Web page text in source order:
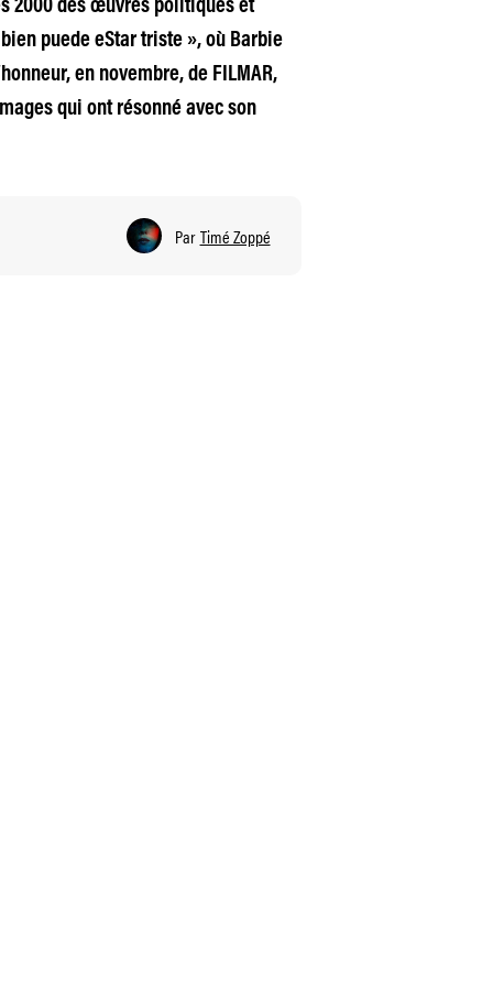
2000 des œuvres politiques et
puede eStar triste », où Barbie
en novembre, de FILMAR,
qui ont résonné avec son
Par Timé Zoppé